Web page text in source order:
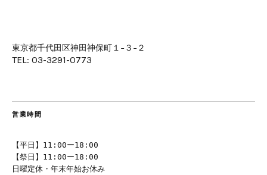
東京都千代田区神田神保町１−３−２
TEL: 03-3291-0773
営業時間
【平日】11:00ー18:00
【祭日】11:00ー18:00
日曜定休・年末年始お休み